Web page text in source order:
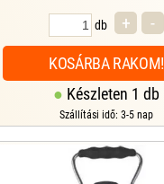
Készleten 1 db
Szállítási idő: 3-5 nap
db + -
KOSÁRBA RAKOM!